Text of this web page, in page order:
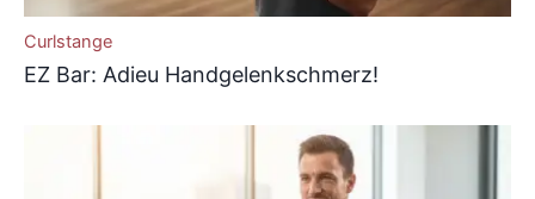
Curlstange
EZ Bar: Adieu Handgelenkschmerz!